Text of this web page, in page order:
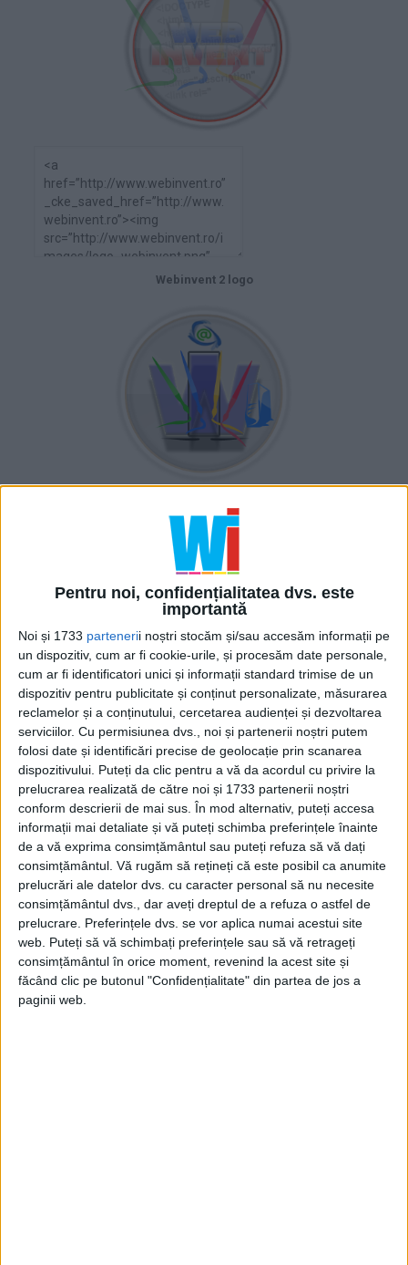
Pentru noi, confidențialitatea dvs. este
importantă
Noi și 1733 partenerii noștri stocăm și/sau accesăm informații pe
un dispozitiv, cum ar fi cookie-urile, și procesăm date personale,
cum ar fi identificatori unici și informații standard trimise de un
dispozitiv pentru publicitate și conținut personalizate, măsurarea
reclamelor și a conținutului, cercetarea audienței și dezvoltarea
serviciilor. Cu permisiunea dvs., noi și partenerii noștri putem
folosi date și identificări precise de geolocație prin scanarea
dispozitivului. Puteți da clic pentru a vă da acordul cu privire la
prelucrarea realizată de către noi și 1733 partenerii noștri
conform descrierii de mai sus. În mod alternativ, puteți accesa
informații mai detaliate și vă puteți schimba preferințele înainte
de a vă exprima consimțământul sau puteți refuza să vă dați
consimțământul. Vă rugăm să rețineți că este posibil ca anumite
prelucrări ale datelor dvs. cu caracter personal să nu necesite
consimțământul dvs., dar aveți dreptul de a refuza o astfel de
prelucrare. Preferințele dvs. se vor aplica numai acestui site
web. Puteți să vă schimbați preferințele sau să vă retrageți
consimțământul în orice moment, revenind la acest site și
făcând clic pe butonul "Confidențialitate" din partea de jos a
paginii web.
Webinvent 2 logo
Webinvent 3 logo
Webinvent logo 4